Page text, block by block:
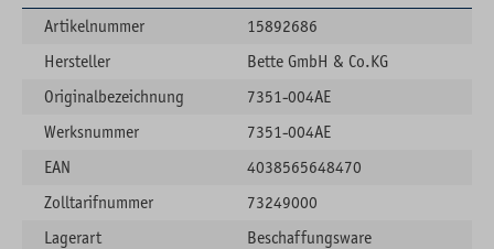
Artikelnummer
15892686
Hersteller
Bette GmbH & Co.KG
Originalbezeichnung
7351-004AE
Werksnummer
7351-004AE
EAN
4038565648470
Zolltarifnummer
73249000
Lagerart
Beschaffungsware